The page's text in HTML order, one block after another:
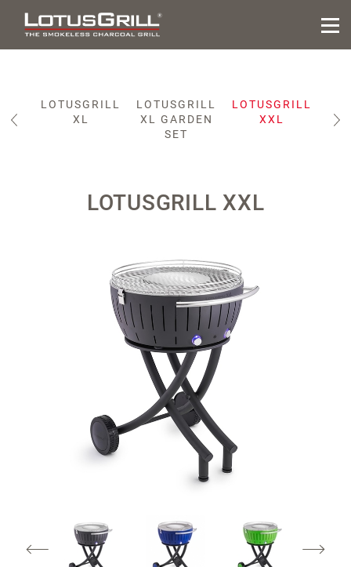
LOTUSGRILL
XL
LOTUSGRILL
XL GARDEN
SET
LOTUSGRILL
XXL
LOTUSGRILL XXL